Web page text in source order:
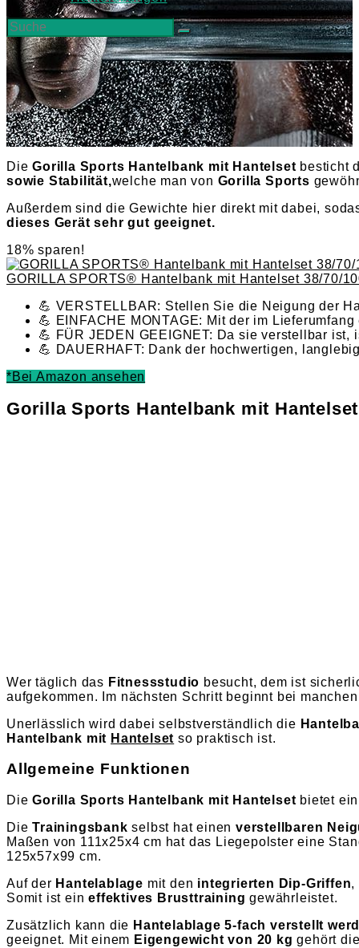
DieGorilla Sports Hantelbank mit Hantelset besticht
sowie Stabilität,welche man von Gorilla Sports
Außerdem sind die Gewichte hier direkt mit dabei,
dieses Gerät sehr gut geeignet.
18% sparen!
GORILLA SPORTS® Hantelbank mit Hantelset 38/70/
💪 VERSTELLBAR: Stellen Sie die Neigung der
💪 EINFACHE MONTAGE: Mit der im
💪 FÜR JEDEN GEEIGNET: Da sie verstellbar
💪 DAUERHAFT: Dank der hochwertigen,
*Bei Amazon ansehen
Gorilla Sports Hantelbank mit
Wer täglich das Fitnessstudio besucht, dem ist
aufgekommen. Im nächsten Schritt beginnt bei
Unerlässlich wird dabei selbstverständlich die
Hantelbank mit Hantelset so praktisch ist.
Allgemeine Funktionen
DieGorilla Sports Hantelbank mit Hantelset bietet ein
DieTrainingsbank selbst hat einenverstellbaren
Maßen von 111x25x4 cm hat das Liegepolster eine
125x57x99 cm.
Auf der Hantelablage mit den integrierten Dip-Griffen,
Somit ist eineffektives Brusttraining gewährleistet.
Zusätzlich kann die Hantelablage 5-fach verstellt
geeignet. Mit einem Eigengewicht von 20 kg gehört